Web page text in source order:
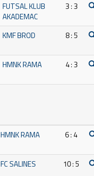
FUTSAL KLUB
AKADEMAC
3 : 3
KMF BROD 8 : 5
HMNK RAMA 4 : 3
HMNK RAMA 6 : 4
FC SALINES 10 : 5